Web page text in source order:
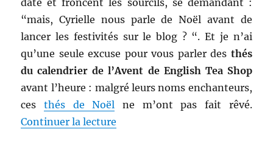
“mais, Cyrielle nous parle de Noël avant de
lancer les festivités sur le blog ? “. Et je n’ai
qu’une seule excuse pour vous parler des thés
du calendrier de l’Avent de English Tea Shop
avant l’heure : malgré leurs noms enchanteurs,
cesthés de Noël ne m’ont pas fait rêvé.
Continuer la lecture